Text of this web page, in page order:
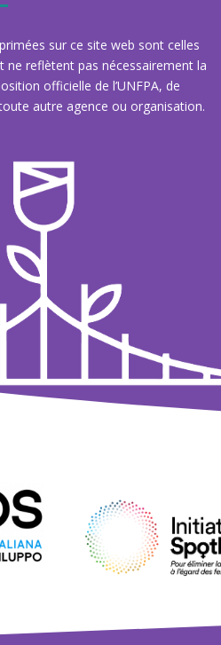
sur ce site web sont celles
ne reflètent pas nécessairement la
officielle de l’UNFPA, de
toute autre agence ou organisation.